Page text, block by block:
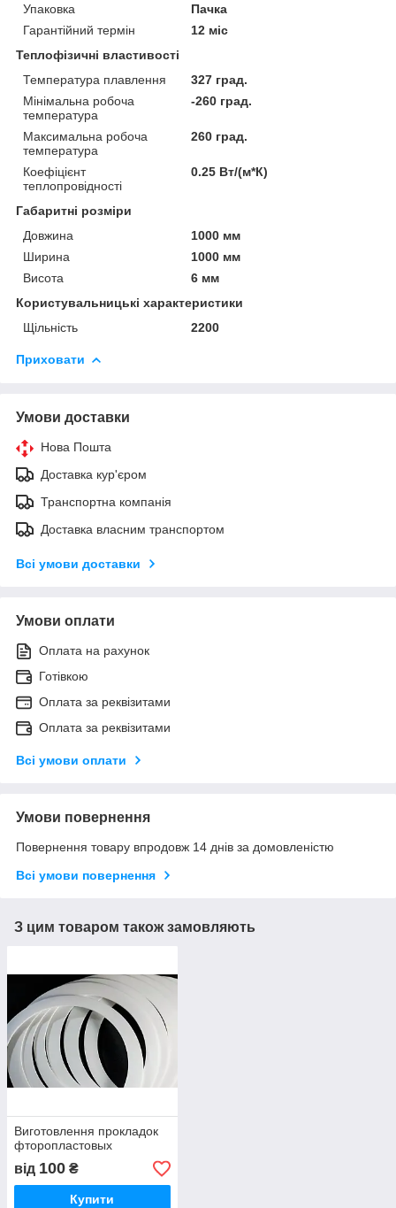
Упаковка
Пачка
Гарантійний термін
12 міс
Теплофізичні властивості
Температура плавлення
327 град.
Мінімальна робоча
температура
-260 град.
Максимальна робоча
температура
260 град.
Коефіцієнт
теплопровідності
0.25 Вт/(м*К)
Габаритні розміри
Довжина
1000 мм
Ширина
1000 мм
Висота
6 мм
Користувальницькі характеристики
Щільність
2200
Приховати
Умови доставки
Нова Пошта
Доставка кур'єром
Транспортна компанія
Доставка власним транспортом
Всі умови доставки
Умови оплати
Оплата на рахунок
Готівкою
Оплата за реквізитами
Оплата за реквізитами
Всі умови оплати
Умови повернення
Повернення товару впродовж 14 днів за домовленістю
Всі умови повернення
З цим товаром також замовляють
Виготовлення прокладок
фторопластовых
від 100 ₴
Купити